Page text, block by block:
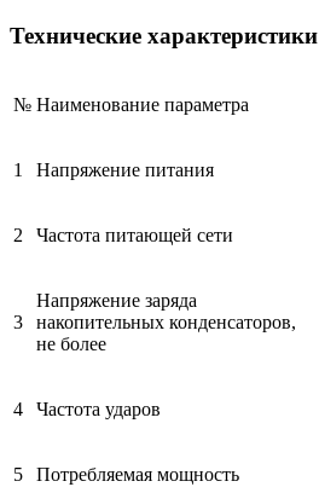
Технические характеристики
№ Наименование параметра
1 Напряжение питания
2 Частота питающей сети
3
Напряжение заряда
накопительных конденсаторов,
не более
4 Частота ударов
5 Потребляемая мощность